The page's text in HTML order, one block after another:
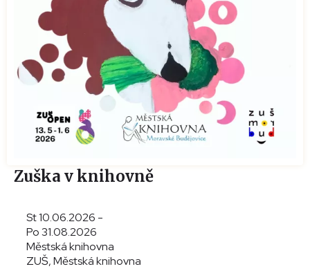
Zuška v knihovně
St 10.06.2026 -
Po 31.08.2026
Městská knihovna
ZUŠ, Městská knihovna